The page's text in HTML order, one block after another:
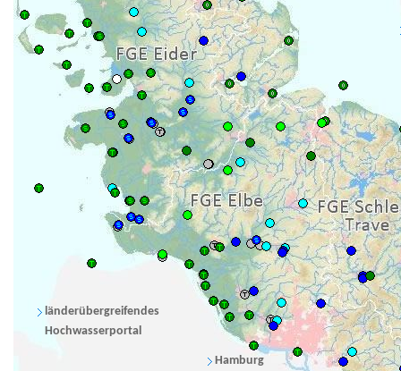
Hamburg
länderübergreifendes
Hochwasserportal